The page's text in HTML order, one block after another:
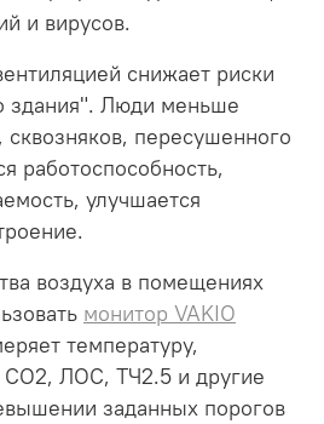
и вирусов.
снижает риски
здания". Люди меньше
сквозняков, пересушенного
работоспособность,
улучшается
воздуха в помещениях
монитор VAKIO
температуру,
CO2, ЛОС, ТЧ2.5 и другие
заданных порогов